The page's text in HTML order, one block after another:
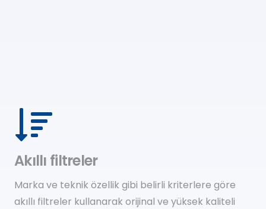
Akıllı filtreler
Marka ve teknik özellik gibi belirli kriterlere göre
akıllı filtreler kullanarak orijinal ve yüksek kaliteli